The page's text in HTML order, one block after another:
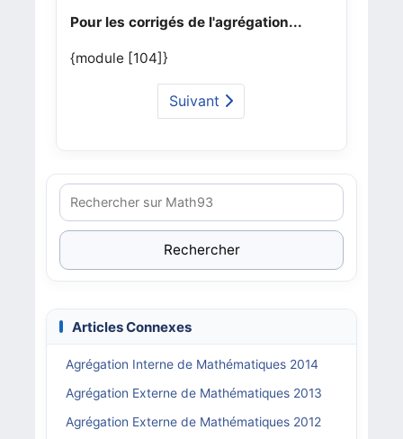
Pour les corrigés de l'agrégation...
{module [104]}
Suivant
Rechercher
Articles Connexes
Agrégation Interne de Mathématiques 2014
Agrégation Externe de Mathématiques 2013
Agrégation Externe de Mathématiques 2012